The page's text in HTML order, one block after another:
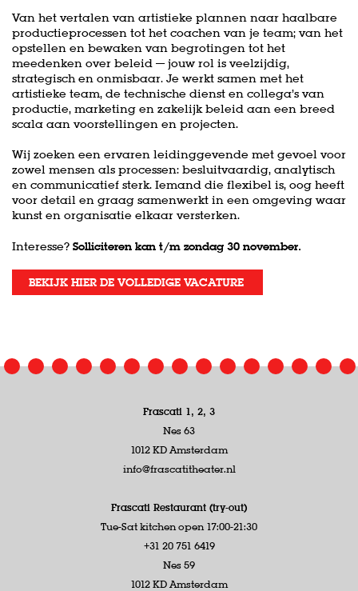
Van het vertalen van artistieke plannen naar haalbare
productieprocessen tot het coachen van je team; van het
opstellen en bewaken van begrotingen tot het
meedenken over beleid — jouw rol is veelzijdig,
strategisch en onmisbaar. Je werkt samen met het
artistieke team, de technische dienst en collega’s van
productie, marketing en zakelijk beleid aan een breed
scala aan voorstellingen en projecten.
Wij zoeken een ervaren leidinggevende met gevoel voor
zowel mensen als processen: besluitvaardig, analytisch
en communicatief sterk. Iemand die flexibel is, oog heeft
voor detail en graag samenwerkt in een omgeving waar
kunst en organisatie elkaar versterken.
Interesse? Solliciteren kan t/m zondag 30 november.
BEKIJK HIER DE VOLLEDIGE VACATURE
Frascati 1, 2, 3
Nes 63
1012 KD Amsterdam
info@frascatitheater.nl
Frascati Restaurant (try-out)
Tue-Sat kitchen open 17:00-21:30
+31 20 751 6419
Nes 59
1012 KD Amsterdam